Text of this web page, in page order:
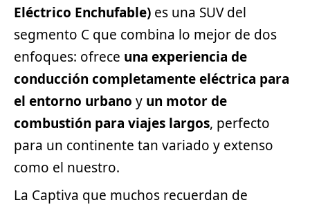
Eléctrico Enchufable) es una SUVdel
segmento C que combina lo mejor de dos
enfoques: ofrece una experiencia de
conducción completamente eléctrica para
el entorno urbano y un motor de
combustión para viajes largos, perfecto
para un continente tan variado y extenso
como el nuestro.
La Captiva que muchos recuerdan de